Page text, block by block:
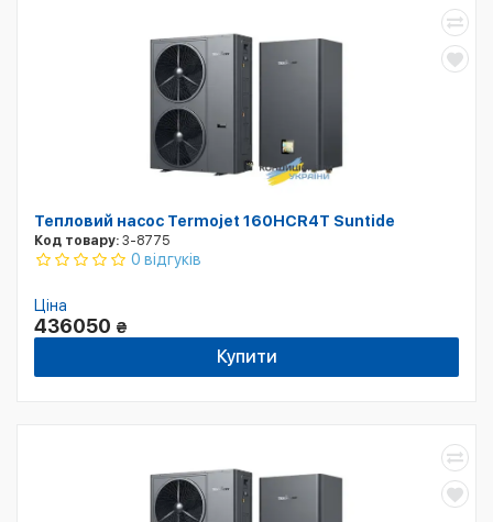
Тепловий насос Termojet 160HCR4T Suntide
Код товару: 3-8775
0 відгуків
Ціна
436050 ₴
Купити